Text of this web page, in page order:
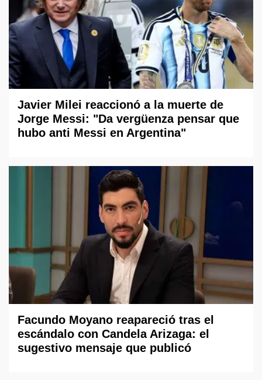
Javier Milei reaccionó a la muerte de
Jorge Messi: "Da vergüenza pensar que
hubo anti Messi en Argentina"
Facundo Moyano reapareció tras el
escándalo con Candela Arizaga: el
sugestivo mensaje que publicó